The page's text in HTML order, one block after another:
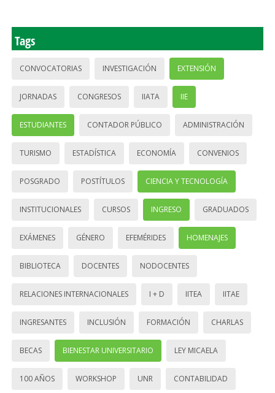
Tags
CONVOCATORIAS INVESTIGACIÓN EXTENSIÓN
JORNADAS CONGRESOS IIATA IIE
ESTUDIANTES CONTADOR PÚBLICO ADMINISTRACIÓN
TURISMO ESTADÍSTICA ECONOMÍA CONVENIOS
POSGRADO POSTÍTULOS CIENCIA Y TECNOLOGÍA
INSTITUCIONALES CURSOS INGRESO GRADUADOS
EXÁMENES GÉNERO EFEMÉRIDES HOMENAJES
BIBLIOTECA DOCENTES NODOCENTES
RELACIONES INTERNACIONALES I + D IITEA IITAE
INGRESANTES INCLUSIÓN FORMACIÓN CHARLAS
BECAS BIENESTAR UNIVERSITARIO LEY MICAELA
100 AÑOS WORKSHOP UNR CONTABILIDAD